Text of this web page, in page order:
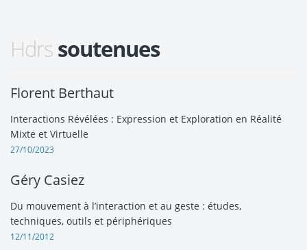
Hdrssoutenues
Florent Berthaut
Interactions Révélées : Expression et Exploration en Réalité
Mixte et Virtuelle
27/10/2023
Géry Casiez
Du mouvement à l’interaction et au geste : études,
techniques, outils et périphériques
12/11/2012